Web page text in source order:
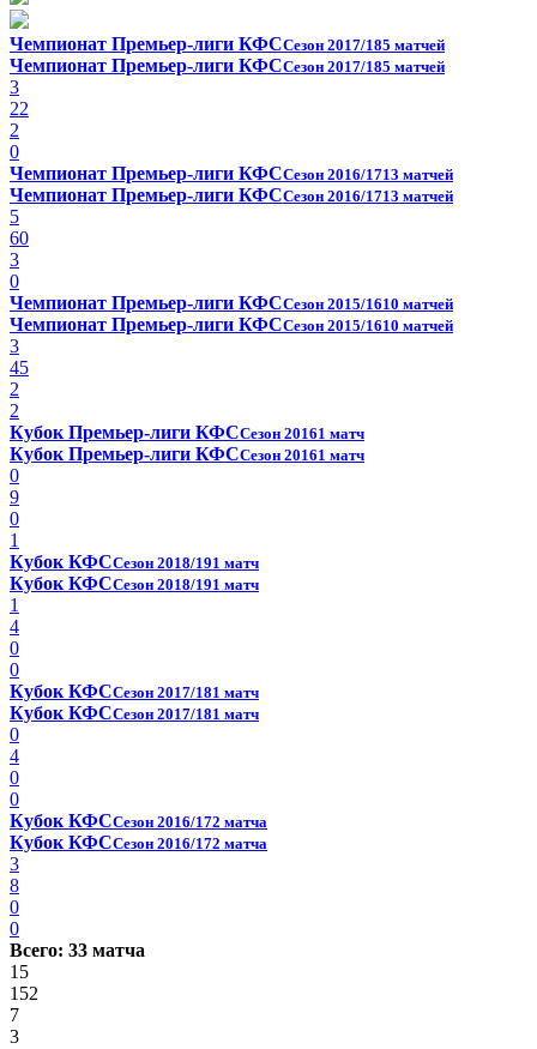
Чемпионат Премьер-лиги КФССезон 2017/185 матчей
Чемпионат Премьер-лиги КФССезон 2017/185 матчей
3
22
2
0
Чемпионат Премьер-лиги КФССезон 2016/1713 матчей
Чемпионат Премьер-лиги КФССезон 2016/1713 матчей
5
60
3
0
Чемпионат Премьер-лиги КФССезон 2015/1610 матчей
Чемпионат Премьер-лиги КФССезон 2015/1610 матчей
3
45
2
2
Кубок Премьер-лиги КФССезон 20161 матч
Кубок Премьер-лиги КФССезон 20161 матч
0
9
0
1
Кубок КФССезон 2018/191 матч
Кубок КФССезон 2018/191 матч
1
4
0
0
Кубок КФССезон 2017/181 матч
Кубок КФССезон 2017/181 матч
0
4
0
0
Кубок КФССезон 2016/172 матча
Кубок КФССезон 2016/172 матча
3
8
0
0
Всего: 33 матча
15
152
7
3